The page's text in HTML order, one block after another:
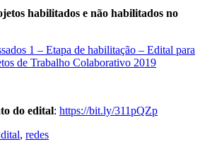
habilitados e não habilitados no
1 – Etapa de habilitação – Edital para
de Trabalho Colaborativo 2019
do edital: https://bit.ly/311pQZp
, redes